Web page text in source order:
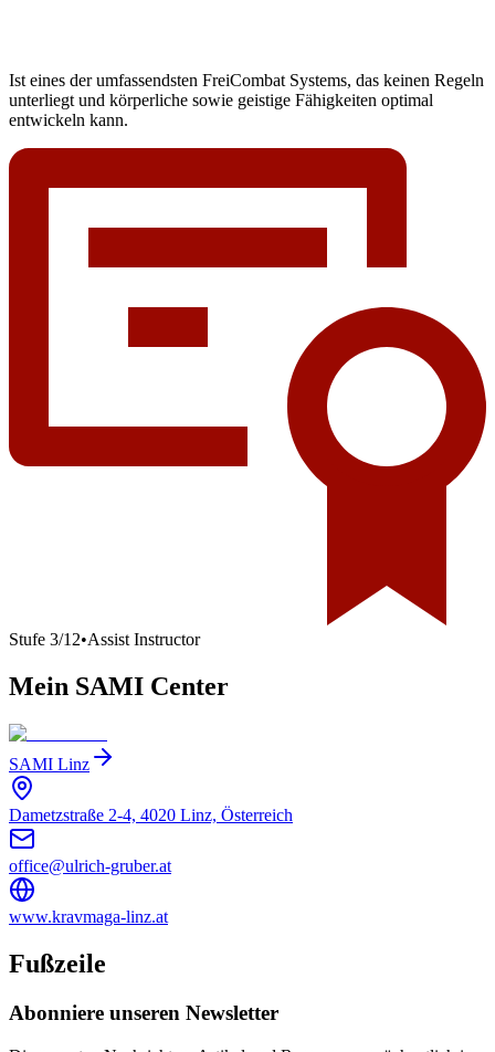
Ist eines der umfassendsten FreiCombat Systems, das keinen Regeln
unterliegt und körperliche sowie geistige Fähigkeiten optimal
entwickeln kann.
Stufe 3/12•Assist Instructor
Mein SAMI Center
SAMI Linz
Dametzstraße 2-4, 4020 Linz, Österreich
office@ulrich-gruber.at
www.kravmaga-linz.at
Fußzeile
Abonniere unseren Newsletter